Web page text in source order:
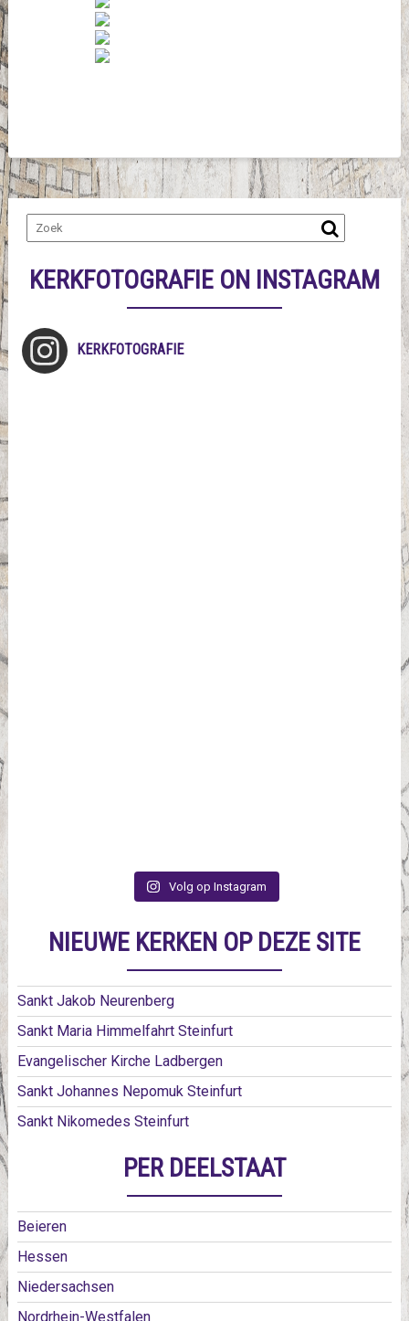
KERKFOTOGRAFIE ON INSTAGRAM
KERKFOTOGRAFIE
Volg op Instagram
NIEUWE KERKEN OP DEZE SITE
Sankt Jakob Neurenberg
Sankt Maria Himmelfahrt Steinfurt
Evangelischer Kirche Ladbergen
Sankt Johannes Nepomuk Steinfurt
Sankt Nikomedes Steinfurt
PER DEELSTAAT
Beieren
Hessen
Niedersachsen
Nordrhein-Westfalen